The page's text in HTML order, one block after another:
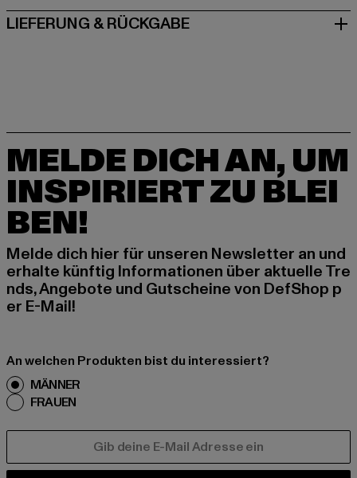
LIEFERUNG & RÜCKGABE
MELDE DICH AN, UM
INSPIRIERT ZU BLEI
BEN!
Melde dich hier für unseren Newsletter an und
erhalte künftig Informationen über aktuelle Tre
nds, Angebote und Gutscheine von DefShop p
er E-Mail!
An welchen Produkten bist du interessiert?
MÄNNER
FRAUEN